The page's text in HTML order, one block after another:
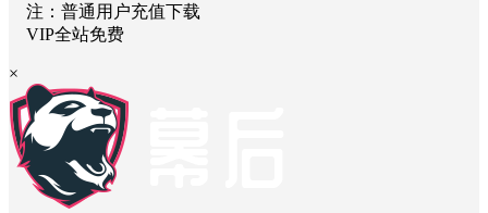
注：普通用户充值下载
VIP全站免费
×